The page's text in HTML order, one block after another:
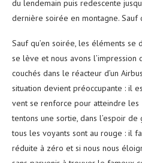
du lendemain puis redescente
dernière soirée en montagne. Sauf
Sauf qu’en soirée, les éléments se
se lève et nous avons l’impression
couchés dans le réacteur d’un
situation devient préoccupante : il
vent se renforce pour atteindre les
tentons une sortie, dans l’espoir
tous les voyants sont au rouge : il
réduite à zéro et si nous nous